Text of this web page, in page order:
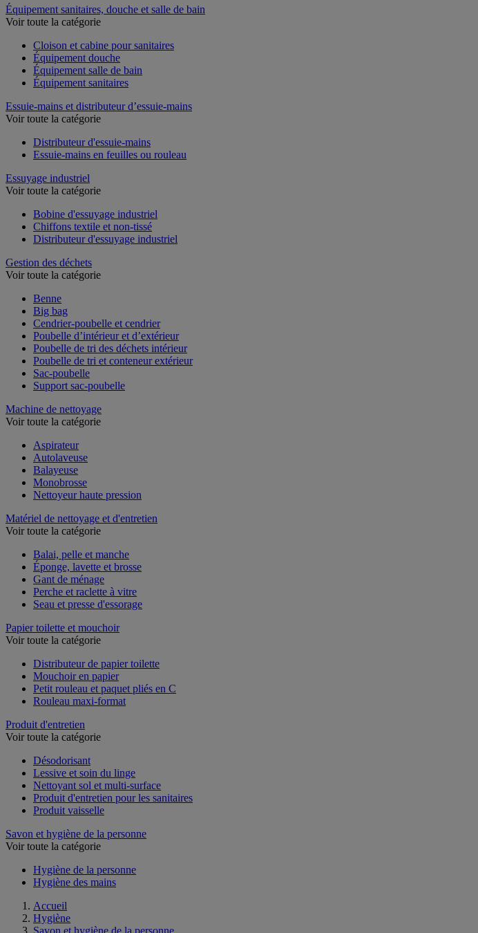
Équipement sanitaires, douche et salle de bain
Voir toute la catégorie
Cloison et cabine pour sanitaires
Équipement douche
Équipement salle de bain
Équipement sanitaires
Essuie-mains et distributeur d’essuie-mains
Voir toute la catégorie
Distributeur d'essuie-mains
Essuie-mains en feuilles ou rouleau
Essuyage industriel
Voir toute la catégorie
Bobine d'essuyage industriel
Chiffons textile et non-tissé
Distributeur d'essuyage industriel
Gestion des déchets
Voir toute la catégorie
Benne
Big bag
Cendrier-poubelle et cendrier
Poubelle d’intérieur et d’extérieur
Poubelle de tri des déchets intérieur
Poubelle de tri et conteneur extérieur
Sac-poubelle
Support sac-poubelle
Machine de nettoyage
Voir toute la catégorie
Aspirateur
Autolaveuse
Balayeuse
Monobrosse
Nettoyeur haute pression
Matériel de nettoyage et d'entretien
Voir toute la catégorie
Balai, pelle et manche
Éponge, lavette et brosse
Gant de ménage
Perche et raclette à vitre
Seau et presse d'essorage
Papier toilette et mouchoir
Voir toute la catégorie
Distributeur de papier toilette
Mouchoir en papier
Petit rouleau et paquet pliés en C
Rouleau maxi-format
Produit d'entretien
Voir toute la catégorie
Désodorisant
Lessive et soin du linge
Nettoyant sol et multi-surface
Produit d'entretien pour les sanitaires
Produit vaisselle
Savon et hygiène de la personne
Voir toute la catégorie
Hygiène de la personne
Hygiène des mains
Accueil
Hygiène
Savon et hygiène de la personne